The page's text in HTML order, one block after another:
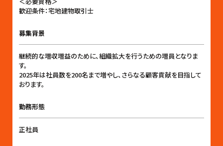
歓迎条件：宅地建物取引士
募集背景
継続的な増収増益のために、組織拡大を行うための増員となりま
す。
2025年は社員数を200名まで増やし、さらなる顧客貢献を目指して
おります。
勤務形態
正社員